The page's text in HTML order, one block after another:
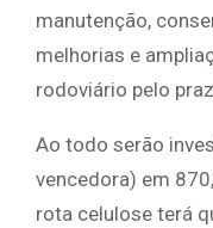
manutenção,
melhorias e
rodoviário pelo
Ao todo serão
vencedora) em
rota celulose terá